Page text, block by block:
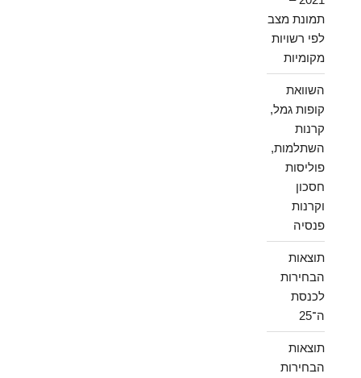
תמונת מצב
לפי רשויות
מקומיות
השוואת
קופות גמל,
קרנות
השתלמות,
פוליסות
חסכון
וקרנות
פנסיה
תוצאות
הבחירות
לכנסת
ה־25
תוצאות
הבחירות